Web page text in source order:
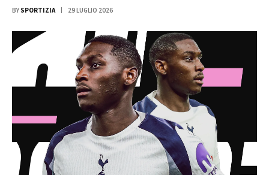
BY SPORTIZIA 29 LUGLIO 2026